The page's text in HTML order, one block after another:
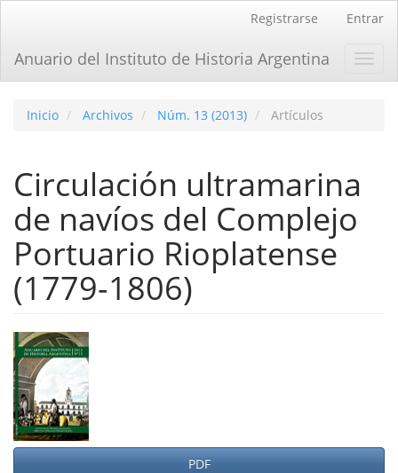
principal
Barra
Registrarse Entrar
Anuario del Instituto de Historia Argentina
Inicio Archivos Núm. 13 (2013) Artículos
Circulación ultramarina
de naví­os del Complejo
Portuario Rioplatense
(1779-1806)
Barra
lateral
del
artículo
PDF